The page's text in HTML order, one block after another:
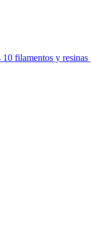
10 filamentos y